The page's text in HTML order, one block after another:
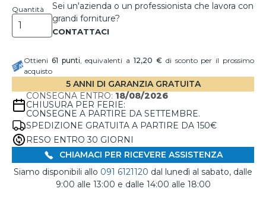
Quantità
Sei un'azienda o un professionista che lavora con
grandi forniture?
Ottieni 61 punti, equivalenti a12,20 €di sconto per il prossimo
acquisto
5 ANNI DI GARANZIA GRATUITA
CONSEGNA ENTRO: 18/08/2026
CHIUSURA PER FERIE:
CONSEGNE A PARTIRE DA SETTEMBRE.
SPEDIZIONE GRATUITA A PARTIRE DA 150€
RESO ENTRO 30 GIORNI
CHIAMACI PER RICEVERE ASSISTENZA
Siamo disponibili allo 091 6121120 dal lunedì al sabato, dalle
9:00 alle 13:00 e dalle 14:00 alle 18:00